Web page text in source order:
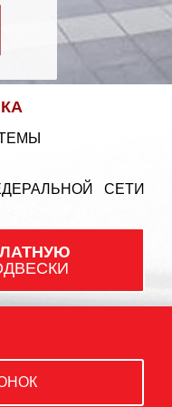
СЕТИ